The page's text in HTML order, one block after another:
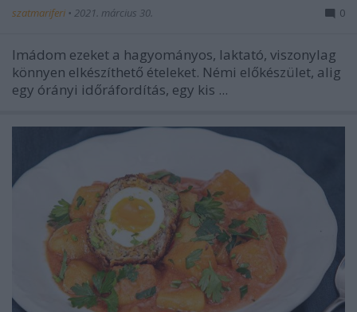
szatmariferi • 2021. március 30. 0
Imádom ezeket a hagyományos, laktató, viszonylag
könnyen elkészíthető ételeket. Némi előkészület, alig
egy órányi időráfordítás, egy kis ...